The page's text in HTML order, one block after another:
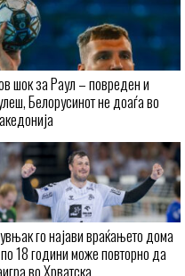
шок за Раул – повреден и
Белорусинот не доаѓа во
го најави враќањето дома
18 години може повторно да
во Хрватска